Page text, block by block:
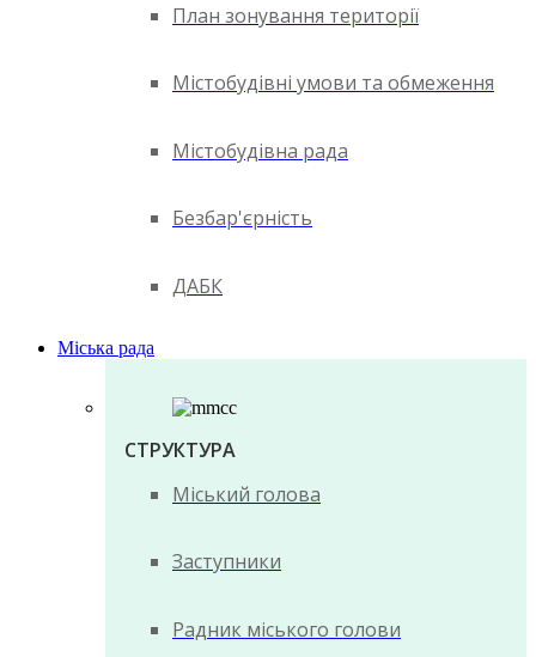
План зонування території
Містобудівні умови та обмеження
Містобудівна рада
Безбар'єрність
ДАБК
Міська рада
СТРУКТУРА
Міський голова
Заступники
Радник міського голови